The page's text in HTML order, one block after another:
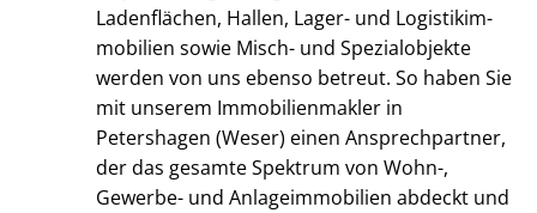
Ladenflächen, Hallen, Lager- und Lo­gis­tik­im­
mo­bi­li­en sowie Misch- und Spezialobjekte
werden von uns ebenso betreut. So haben Sie
mit unserem Im­mo­bi­li­en­mak­ler in
Petershagen (Weser) einen Ansprechpartner,
der das gesamte Spektrum von Wohn-,
Gewerbe- und An­la­ge­im­mo­bi­li­en abdeckt und